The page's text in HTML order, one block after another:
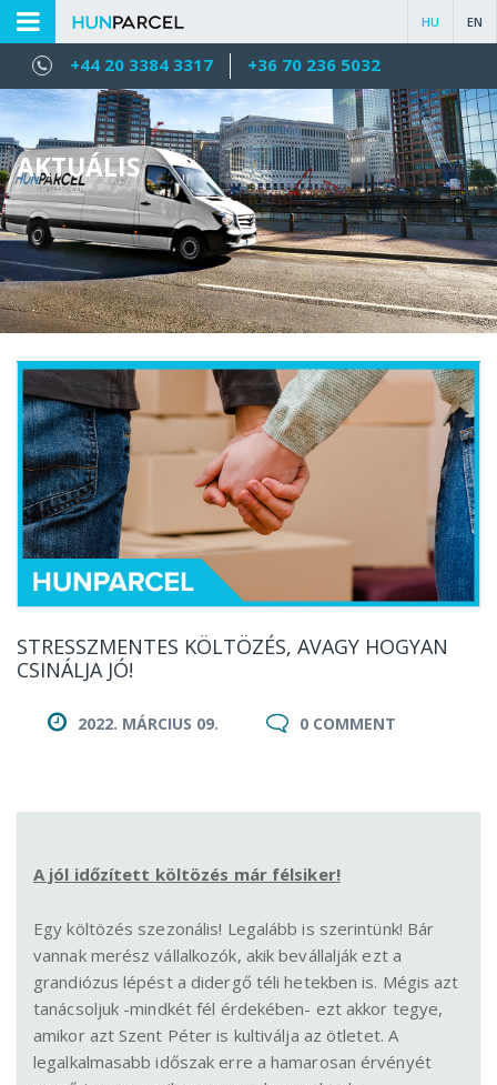
EN
HU
+44 20 3384 3317 +36 70 236 5032
AKTUÁLIS
STRESSZMENTES KÖLTÖZÉS, AVAGY HOGYAN
CSINÁLJA JÓ!
2022. MÁRCIUS 09. 0 COMMENT
A jól időzített költözés már félsiker!
Egy költözés szezonális! Legalább is szerintünk! Bár
vannak merész vállalkozók, akik bevállalják ezt a
grandiózus lépést a didergő téli hetekben is. Mégis azt
tanácsoljuk -mindkét fél érdekében- ezt akkor tegye,
amikor azt Szent Péter is kultiválja az ötletet. A
legalkalmasabb időszak erre a hamarosan érvényét